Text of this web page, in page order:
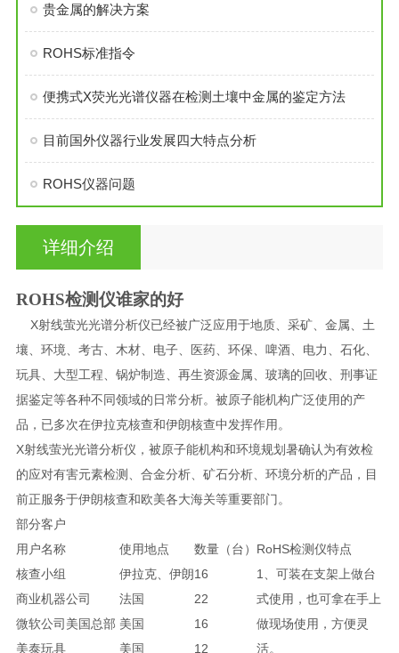
贵金属的解决方案
ROHS标准指令
便携式X荧光光谱仪器在检测土壤中金属的鉴定方法
目前国外仪器行业发展四大特点分析
ROHS仪器问题
详细介绍
ROHS检测仪谁家的好
X射线萤光光谱分析仪已经被广泛应用于地质、采矿、金属、土
壤、环境、考古、木材、电子、医药、环保、啤酒、电力、石化、
玩具、大型工程、锅炉制造、再生资源金属、玻璃的回收、刑事证
据鉴定等各种不同领域的日常分析。被原子能机构广泛使用的产
品，已多次在伊拉克核查和伊朗核查中发挥作用。
X射线萤光光谱分析仪，被原子能机构和环境规划暑确认为有效检
的应对有害元素检测、合金分析、矿石分析、环境分析的产品，目
前正服务于伊朗核查和欧美各大海关等重要部门。
部分客户
用户名称
使用地点
数量（台）
核查小组
伊拉克、伊朗16
商业机器公司
法国
22
微软公司美国总部 美国
16
美泰玩具
美国 12
RoHS检测仪特点
1、可装在支架上做台
式使用，也可拿在手上
做现场使用，方便灵
活。